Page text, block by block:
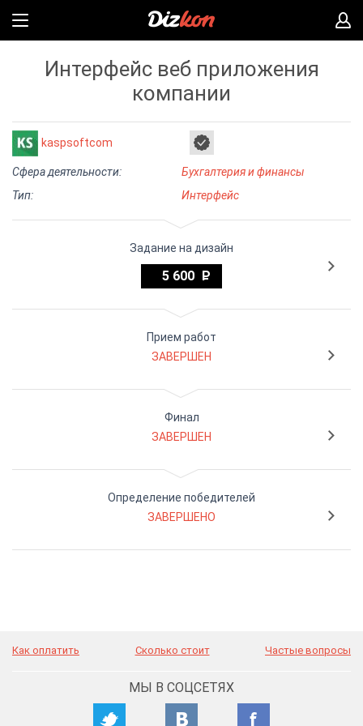
Интерфейс веб приложения
компании
kaspsoftcom
Сфера деятельности:
Бухгалтерия и финансы
Тип:
Интерфейс
Задание на дизайн
5 600
Прием работ
ЗАВЕРШЕН
Финал
ЗАВЕРШЕН
Определение победителей
ЗАВЕРШЕНО
Как оплатить Сколько стоит Частые вопросы
МЫ В СОЦСЕТЯХ